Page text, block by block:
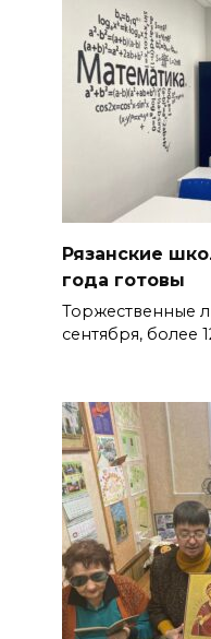
Рязанские
года готовы
Торжественные
сентября, более